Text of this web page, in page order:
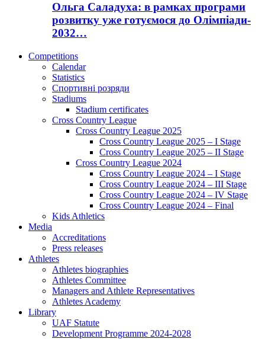
Ольга Саладуха: в рамках програми
розвитку уже готуємося до Олімпіади-
2032…
Competitions
Calendar
Statistics
Спортивні розряди
Stadiums
Stadium certificates
Cross Country League
Cross Country League 2025
Cross Country League 2025 – I Stage
Cross Country League 2025 – II Stage
Cross Country League 2024
Cross Country League 2024 – I Stage
Cross Country League 2024 – III Stage
Cross Country League 2024 – IV Stage
Cross Country League 2024 – Final
Kids Athletics
Media
Accreditations
Press releases
Athletes
Athletes biographies
Athletes Committee
Managers and Athlete Representatives
Athletes Academy
Library
UAF Statute
Development Programme 2024-2028